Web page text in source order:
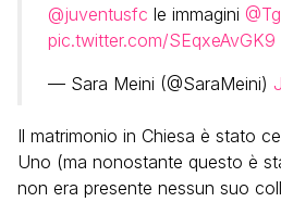
@juventusfc le immagini
pic.twitter.com/SEqxeAvGK9
— Sara Meini (@SaraMeini)
Il matrimonio in Chiesa è stato
Uno (ma nonostante questo è
non era presente nessun suo